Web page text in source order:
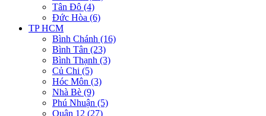
Tân Đô (4)
Đức Hòa (6)
TP HCM
Bình Chánh (16)
Bình Tân (23)
Bình Thạnh (3)
Củ Chi (5)
Hóc Môn (3)
Nhà Bè (9)
Phú Nhuận (5)
Quận 12 (27)